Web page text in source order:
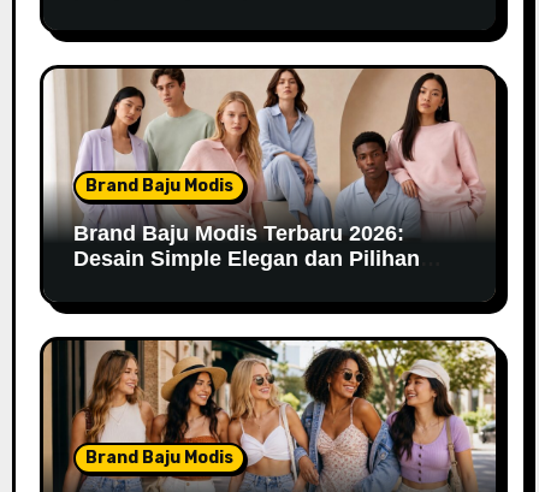
Brand Baju Modis
Brand Baju Modis Terbaru 2026:
Desain Simple Elegan dan Pilihan
Brand Baju Modis